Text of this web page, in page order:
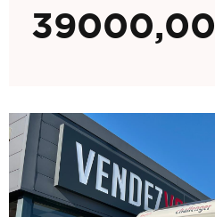
39000,00